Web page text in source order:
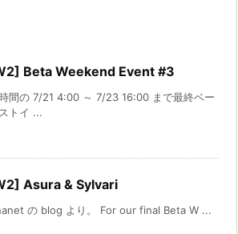
Beta Weekend Event #3
間の 7/21 4:00 ～ 7/23 16:00 まで最終ベー
トイ ...
Asura & Sylvari
の blog より。 For our final Beta W ...